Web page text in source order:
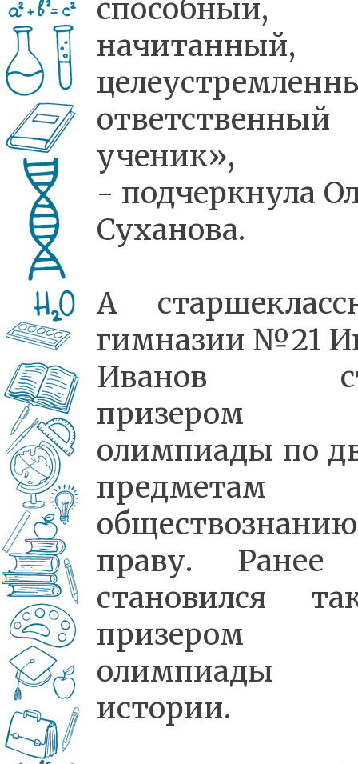
способный,
начитанный,
ответственный
ученик»,
- подчеркнула
Суханова.
А
гимназии №21
Иванов
призером
олимпиады по
праву. Ранее
становился
призером
олимпиады
истории.